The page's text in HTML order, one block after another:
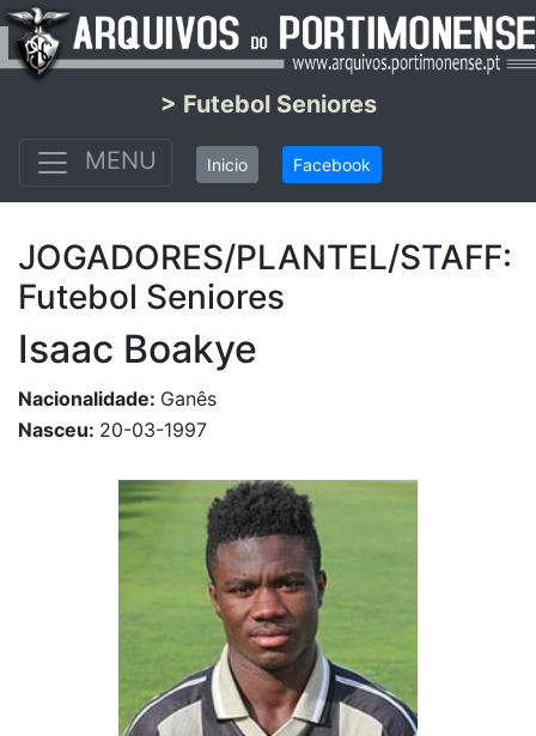
> Futebol Seniores
MENU
Inicio Facebook
JOGADORES/PLANTEL/STAFF:
Futebol Seniores
Isaac Boakye
Nacionalidade: Ganês
Nasceu: 20-03-1997